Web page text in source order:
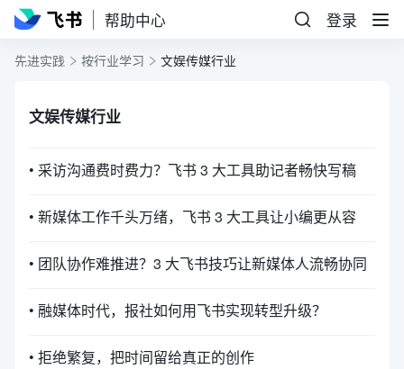
帮助中心 登录
先进实践 按行业学习 文娱传媒行业
文娱传媒行业
• 采访沟通费时费力？飞书 3 大工具助记者畅快写稿
• 新媒体工作千头万绪，飞书 3 大工具让小编更从容
• 团队协作难推进？3 大飞书技巧让新媒体人流畅协同
• 融媒体时代，报社如何用飞书实现转型升级？
• 拒绝繁复，把时间留给真正的创作